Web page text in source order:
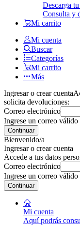
Descarga
Consulta y
Mi carrito
Mi cuenta
Buscar
Categorías
Mi carrito
Más
Ingresar o crear cuenta
solicita devoluciones:
Correo electrónico
Ingrese un correo válido
Continuar
Bienvenido/a
Ingresar o crear cuenta
Accede a tus datos
Correo electrónico
Ingrese un correo válido
Continuar
Mi cuenta
Aquí podrás